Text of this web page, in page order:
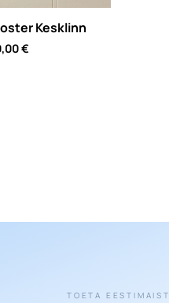
Kesklinn
€
TOETA EESTIMAIST